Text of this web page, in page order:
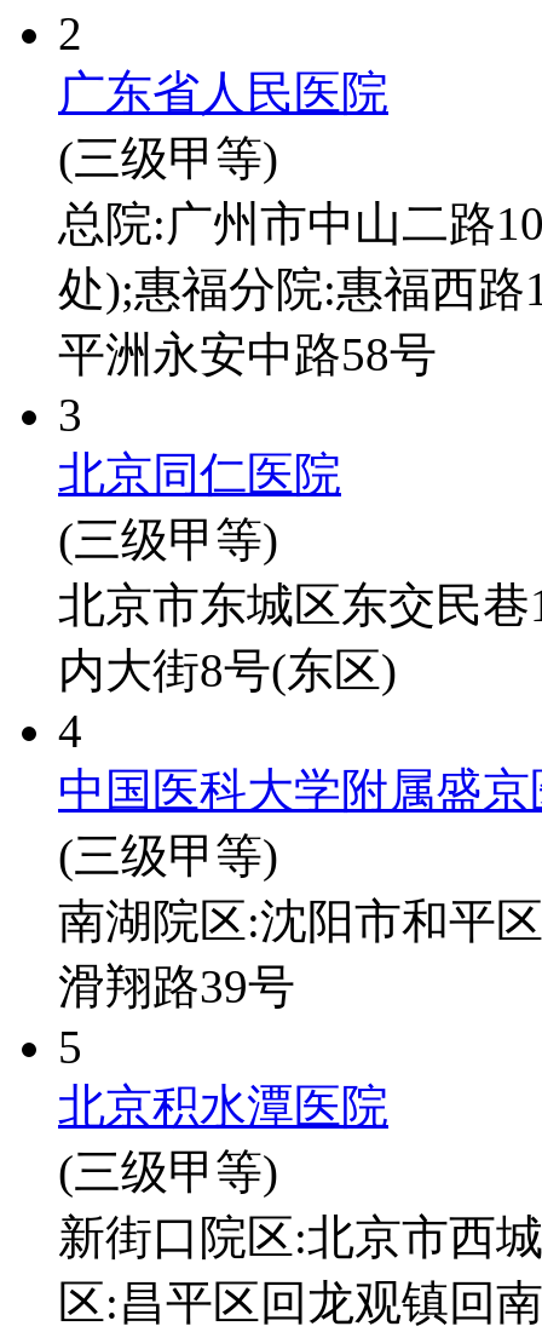
2
广东省人民医院
(三级甲等)
总院:广州市中山二路
处);惠福分院:惠福西
平洲永安中路58号
3
北京同仁医院
(三级甲等)
北京市东城区东交民
内大街8号(东区)
4
中国医科大学附属盛京
(三级甲等)
南湖院区:沈阳市和平
滑翔路39号
5
北京积水潭医院
(三级甲等)
新街口院区:北京市西
区:昌平区回龙观镇回